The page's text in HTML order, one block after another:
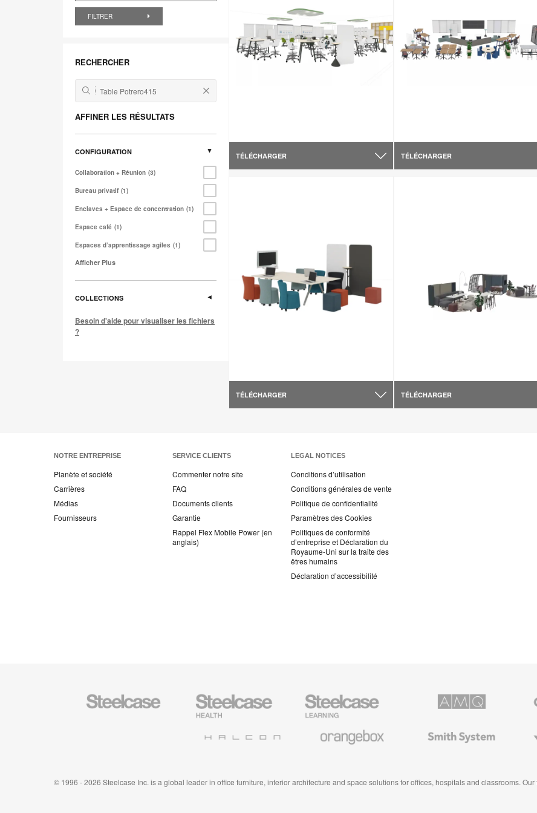
FILTRER
RECHERCHER
AFFINER LES RÉSULTATS
CONFIGURATION
Collaboration + Réunion 3
Bureau privatif 1
Enclaves + Espace de concentration 1
Espace café 1
Espaces d’apprentissage agiles 1
Afficher Plus
COLLECTIONS
Besoin d'aide pour visualiser les fichiers
?
TÉLÉCHARGER TÉLÉCHARGER
TÉLÉCHARGER TÉLÉCHARGER
NOTRE ENTREPRISE
Planète et société
Carrières
Médias
Fournisseurs
SERVICE CLIENTS
Commenter notre site
FAQ
Documents clients
Garantie
Rappel Flex Mobile Power (en
anglais)
LEGAL NOTICES
Conditions d’utilisation
Conditions générales de vente
Politique de confidentialité
Paramètres des Cookies
Politiques de conformité
d’entreprise et Déclaration du
Royaume-Uni sur la traite des
êtres humains
Déclaration d’accessibilité
Steelcase
Steelcase
Health
Steelcase
Mobilier
pour
System
© 1996 - 2026 Steelcase Inc. is a global leader in office furniture, interior architecture and space solutions for offices, hospitals and classrooms.